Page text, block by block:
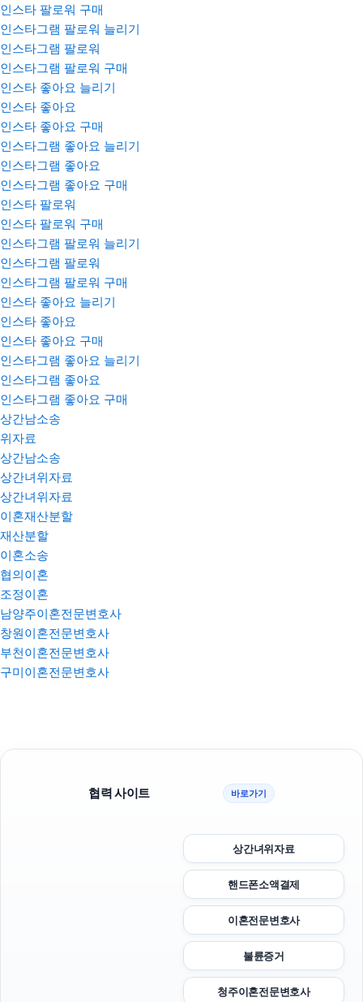
인스타 팔로워 구매
인스타그램 팔로워 늘리기
인스타그램 팔로워
인스타그램 팔로워 구매
인스타 좋아요 늘리기
인스타 좋아요
인스타 좋아요 구매
인스타그램 좋아요 늘리기
인스타그램 좋아요
인스타그램 좋아요 구매
인스타 팔로워
인스타 팔로워 구매
인스타그램 팔로워 늘리기
인스타그램 팔로워
인스타그램 팔로워 구매
인스타 좋아요 늘리기
인스타 좋아요
인스타 좋아요 구매
인스타그램 좋아요 늘리기
인스타그램 좋아요
인스타그램 좋아요 구매
상간남소송
위자료
상간남소송
상간녀위자료
상간녀위자료
이혼재산분할
재산분할
이혼소송
협의이혼
조정이혼
남양주이혼전문변호사
창원이혼전문변호사
부천이혼전문변호사
구미이혼전문변호사
협력 사이트 바로가기
상간녀위자료
핸드폰소액결제
이혼전문변호사
불륜증거
청주이혼전문변호사